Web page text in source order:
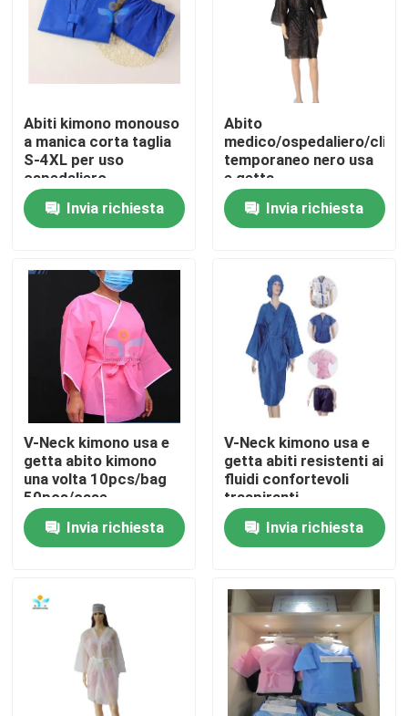
Casa
Circa noi
Giro della fabbrica
Controllo di qualità
Contattici
Richieda una citazione
Usura protettiva eliminabile
Vestiti protettivi eliminabili
Tuta protettiva eliminabile
Abiti kimono monouso
a manica corta taglia
S-4XL per uso
ospedaliero
Invia richiesta
Abito
medico/ospedaliero/
temporaneo nero usa
e getta
Invia richiesta
V-Neck kimono usa e
getta abito kimono
una volta 10pcs/bag
50pcs/case
Invia richiesta
V-Neck kimono usa e
getta abiti resistenti ai
fluidi confortevoli
traspiranti
Invia richiesta